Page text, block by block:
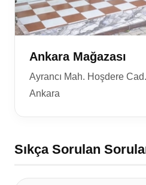
Ankara Mağazası
Ayrancı Mah. Hoşdere
Ankara
Sıkça Sorulan